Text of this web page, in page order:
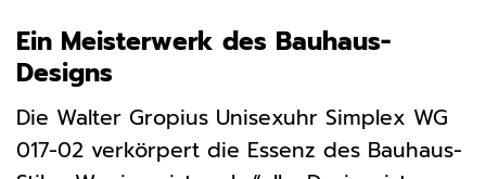
Ein Meisterwerk des Bauhaus-
Designs
Die Walter Gropius Unisexuhr Simplex WG
017-02 verkörpert die Essenz des Bauhaus-